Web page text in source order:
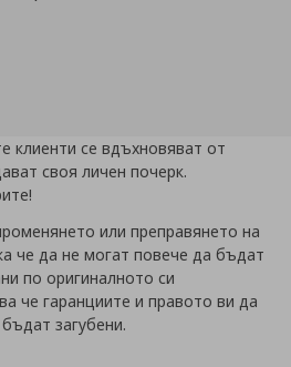
клиенти се вдъхновяват от
своя личен почерк.
или преправянето на
че да не могат повече да бъдат
по оригиналното си
че гаранциите и правото ви да
загубени.